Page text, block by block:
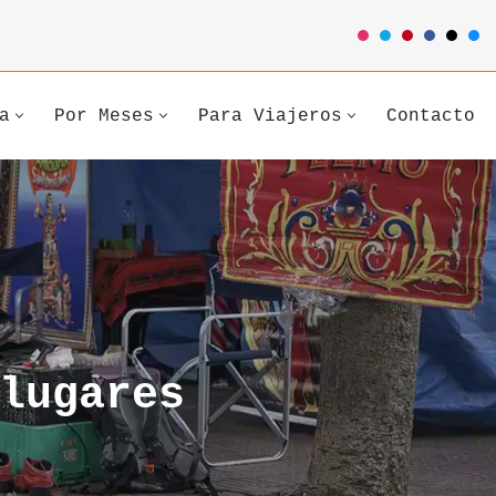
Por Meses Para Viajeros Contacto